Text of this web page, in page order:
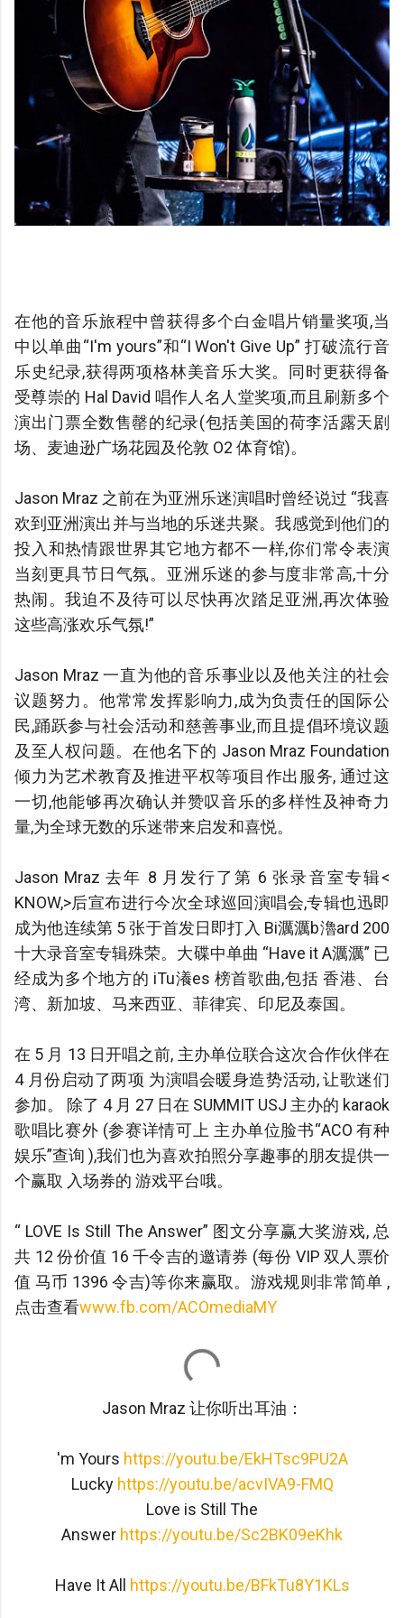
在他的音乐旅程中曾获得多个白金唱片销量奖项,当
中以单曲“I'm yours”和“I Won't Give Up” 打破流行音
乐史纪录,获得两项格林美音乐大奖。同时更获得备
受尊崇的 Hal David 唱作人名人堂奖项,而且刷新多个
演出门票全数售罄的纪录(包括美国的荷李活露天剧
场、麦迪逊广场花园及伦敦 O2 体育馆)。
Jason Mraz 之前在为亚洲乐迷演唱时曾经说过 “我喜
欢到亚洲演出并与当地的乐迷共聚。我感觉到他们的
投入和热情跟世界其它地方都不一样,你们常令表演
当刻更具节日气氛。亚洲乐迷的参与度非常高,十分
热闹。我迫不及待可以尽快再次踏足亚洲,再次体验
这些高涨欢乐气氛!”
Jason Mraz 一直为他的音乐事业以及他关注的社会
议题努力。他常常发挥影响力,成为负责任的国际公
民,踊跃参与社会活动和慈善事业,而且提倡环境议题
及至人权问题。在他名下的 Jason Mraz Foundation
倾力为艺术教育及推进平权等项目作出服务, 通过这
一切,他能够再次确认并赞叹音乐的多样性及神奇力
量,为全球无数的乐迷带来启发和喜悦。
Jason Mraz 去年 8 月发行了第 6 张录音室专辑<
KNOW,>后宣布进行今次全球巡回演唱会,专辑也迅即
成为他连续第 5 张于首发日即打入 Bi濿濿b瀂ard 200
十大录音室专辑殊荣。大碟中单曲 “Have it A濿濿” 已
经成为多个地方的 iTu瀁es 榜首歌曲,包括 香港、台
湾、新加坡、马来西亚、菲律宾、印尼及泰国。
在 5 月 13 日开唱之前, 主办单位联合这次合作伙伴在
4 月份启动了两项 为演唱会暖身造势活动, 让歌迷们
参加。 除了 4 月 27 日在 SUMMIT USJ 主办的 karaok
歌唱比赛外 (参赛详情可上 主办单位脸书“ACO 有种
娱乐”查询 ),我们也为喜欢拍照分享趣事的朋友提供一
个赢取 入场券的 游戏平台哦。
“ LOVE Is Still The Answer” 图文分享赢大奖游戏, 总
共 12 份价值 16 千令吉的邀请券 (每份 VIP 双人票价
值 马币 1396 令吉)等你来赢取。游戏规则非常简单 ,
点击查看www.fb.com/ACOmediaMY
Jason Mraz 让你听出耳油：
'm Yours https://youtu.be/EkHTsc9PU2A
Lucky https://youtu.be/acvIVA9-FMQ
Love is Still The
Answer https://youtu.be/Sc2BK09eKhk
Have It All https://youtu.be/BFkTu8Y1KLs